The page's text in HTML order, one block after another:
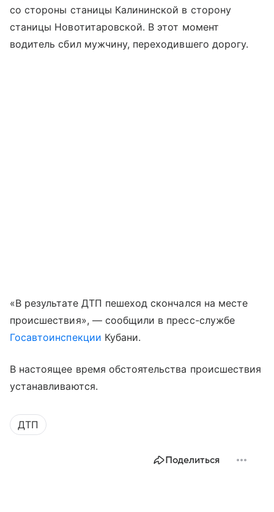
со стороны станицы Калининской в сторону
станицы Новотитаровской. В этот момент
водитель сбил мужчину, переходившего дорогу.
«В результате ДТП пешеход скончался на месте
происшествия», — сообщили в пресс-службе
Госавтоинспекции Кубани.
В настоящее время обстоятельства происшествия
устанавливаются.
ДТП
Поделиться